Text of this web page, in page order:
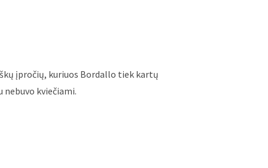
įpročių, kuriuos Bordallo tiek kartų
kviečiami.